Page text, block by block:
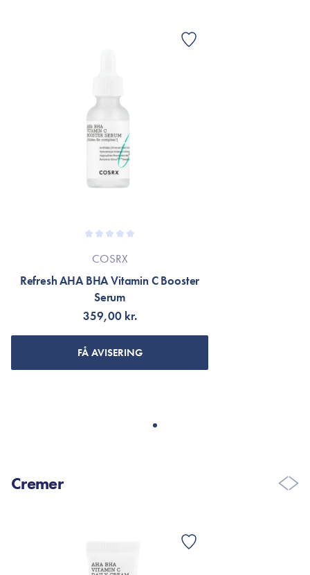
COSRX
Refresh AHA BHA Vitamin C Booster
Serum
359,00 kr.
FÅ AVISERING
Cremer